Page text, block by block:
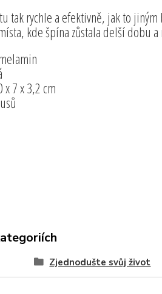
tak rychle a efektivně, jak to
kde špína zůstala delší dobu
7 x 3,2 cm
Zjednodušte svůj život